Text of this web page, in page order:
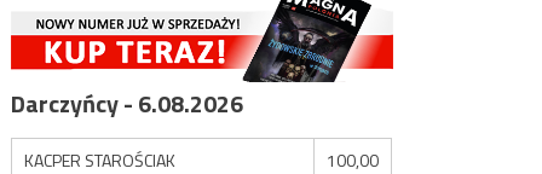
Darczyńcy - 6.08.2026
KACPER STAROŚCIAK
100,00